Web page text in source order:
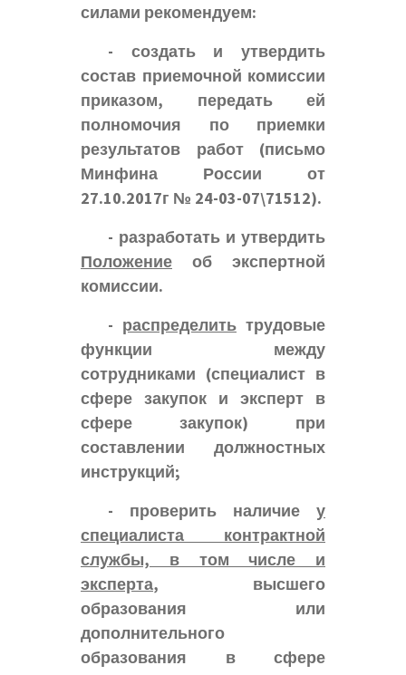
силами рекомендуем:
- создать и утвердить
состав приемочной комиссии
приказом, передать ей
полномочия по приемки
результатов работ (письмо
Минфина России от
27.10.2017г № 24-03-07\71512).
- разработать и утвердить
Положение об экспертной
комиссии.
- распределить трудовые
функции между
сотрудниками (специалист в
сфере закупок и эксперт в
сфере закупок) при
составлении должностных
инструкций;
- проверить наличие у
специалиста контрактной
службы, в том числе и
эксперта, высшего
образования или
дополнительного
образования в сфере